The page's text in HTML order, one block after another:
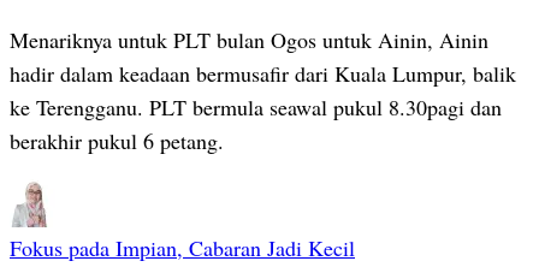
Menariknya untuk PLT bulan Ogos untuk Ainin, Ainin
hadir dalam keadaan bermusafir dari Kuala Lumpur, balik
ke Terengganu. PLT bermula seawal pukul 8.30pagi dan
berakhir pukul 6 petang.
Fokus pada Impian, Cabaran Jadi Kecil